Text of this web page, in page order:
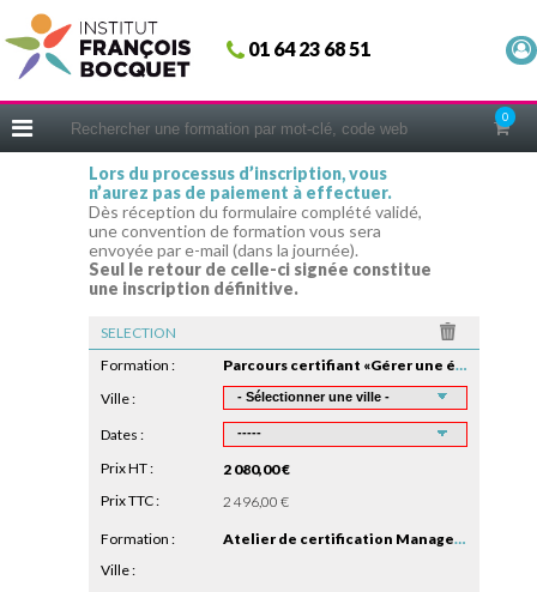
01 64 23 68 51
0
Fermer
ACCUEIL
CERIFICATIONS
INTRAS | SUR-MESURE
COACHING
EN PRATIQUE
CONSEILS MICRO-COACHING
PODCAST
WEBINAIRES
QUESTIONNAIRE GRATUIT
Lors du processus d’inscription, vous
n’aurez pas de paiement à effectuer.
Dès réception du formulaire complété validé,
une convention de formation vous sera
envoyée par e-mail (dans la journée).
Seul le retour de celle-ci signée constitue
une inscription définitive.
Formation :
Parcours certifiant «Gérer une équipe» ( module 1 )
Ville :
Dates :
Prix HT :
2 080,00 €
Prix TTC :
2 496,00 €
SELECTION
Formation :
Atelier de certification Management ( module 2 )
Ville :